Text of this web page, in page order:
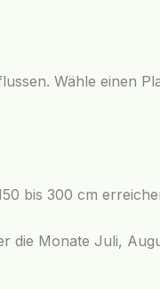
Wähle einen
bis 300 cm
die Monate Juli,